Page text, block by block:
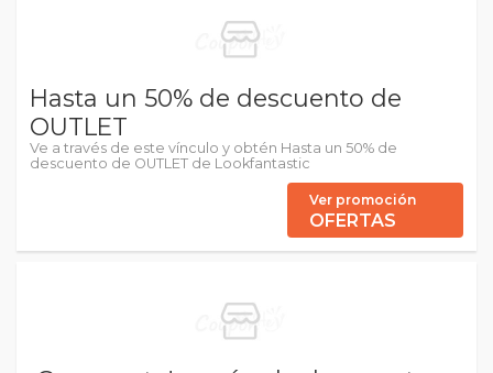
Hasta un 50% de descuento de
OUTLET
Ve a través de este vínculo y obtén Hasta un 50% de
descuento de OUTLET de Lookfantastic
Ver promoción
OFERTAS